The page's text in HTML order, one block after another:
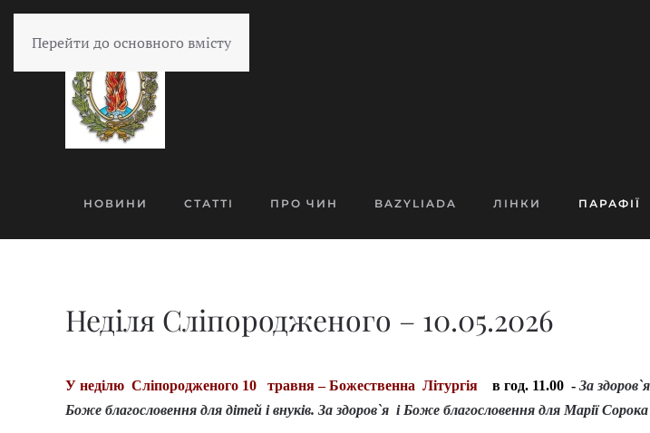
Перейти до основного вмісту
НОВИНИ СТАТТІ ПРО ЧИН BAZYLIADA ЛІНКИ ПАРАФІЇ
Неділя Сліпородженого – 10.05.2026
У неділю Сліпородженого 10 травня – Божественна Літургія в год. 11.00 - За
Боже благословення для дітей і внуків. За здоров`я і Боже благословення для Марії